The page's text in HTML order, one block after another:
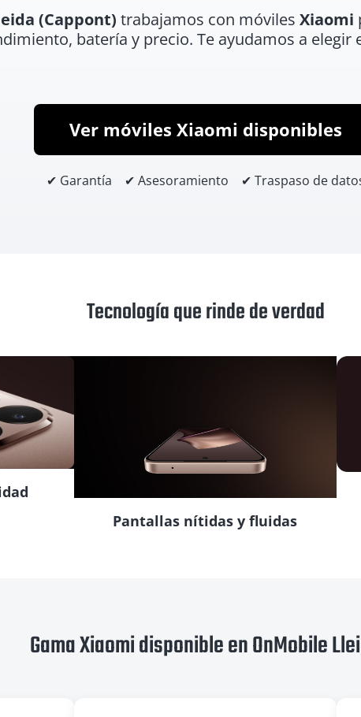
A
(Cappont) trabajamos con móviles Xiaomi
batería y precio. Te ayudamos a elegir
Ver móviles Xiaomi disponibles
✔ Garantía ✔ Asesoramiento ✔ Traspaso de
Tecnología que rinde de verdad
Pantallas nítidas y fluidas
Gama Xiaomi disponible en OnMobile